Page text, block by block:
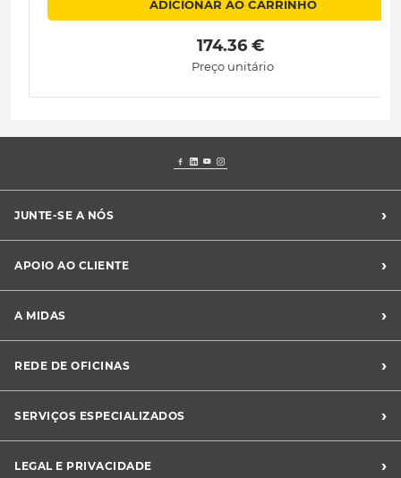
ADICIONAR AO CARRINHO
174.36 €
Preço unitário
JUNTE-SE A NÓS ›
Franchising Midas
APOIO AO CLIENTE ›
Livro de Reclamações
Canal de Denúncias
Perguntas Frequentes
A MIDAS ›
Sustentabilidade
Notícias Midas
REDE DE OFICINAS ›
SERVIÇOS ESPECIALIZADOS
›
LEGAL E PRIVACIDADE
›